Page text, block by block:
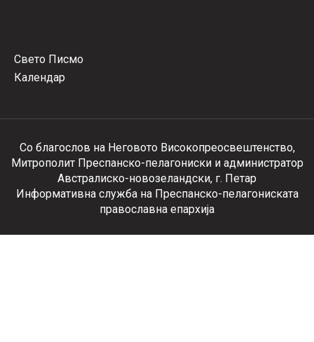
Свето Писмо
Календар
Со благослов на Неговото Високопреосвештенство,
Митрополит Преспанско-пелагониски и администратор
Австралиско-новозеландски, г. Петар
Информативна служба на Преспанско-пелагониската
православна епархија